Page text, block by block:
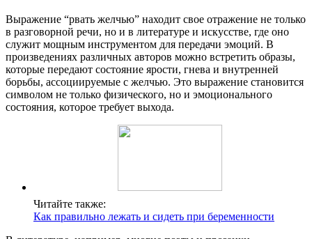
Выражение “рвать желчью” находит свое отражение не только
в разговорной речи, но и в литературе и искусстве, где оно
служит мощным инструментом для передачи эмоций. В
произведениях различных авторов можно встретить образы,
которые передают состояние ярости, гнева и внутренней
борьбы, ассоциируемые с желчью. Это выражение становится
символом не только физического, но и эмоционального
состояния, которое требует выхода.
Читайте также:
Как правильно лежать и сидеть при беременности